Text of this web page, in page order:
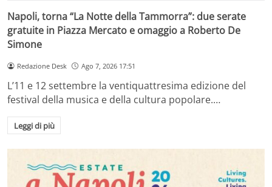
Napoli, torna “La Notte della Tammorra”: due serate
gratuite in Piazza Mercato e omaggio a Roberto De
Simone
Redazione Desk Ago 7, 2026 17:51
L’11 e 12 settembre la ventiquattresima edizione del
festival della musica e della cultura popolare.…
Leggi di più